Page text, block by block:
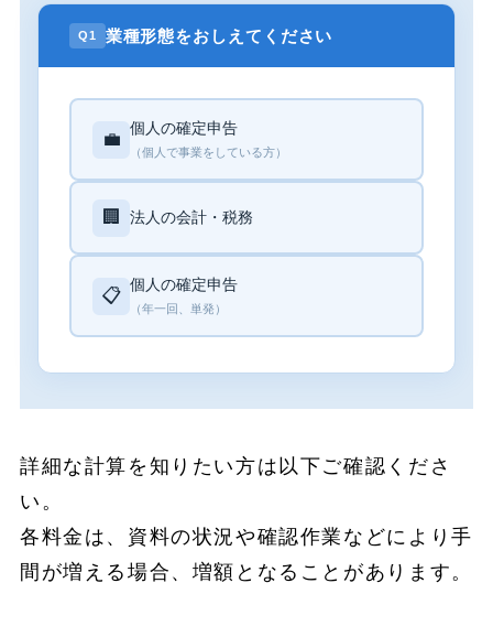
Q1 業種形態をおしえてください
💼
個人の確定申告
（個人で事業をしている方）
🏢 法人の会計・税務
📋
個人の確定申告
（年一回、単発）
詳細な計算を知りたい方は以下ご確認くださ
い。
各料金は、資料の状況や確認作業などにより手
間が増える場合、増額となることがあります。